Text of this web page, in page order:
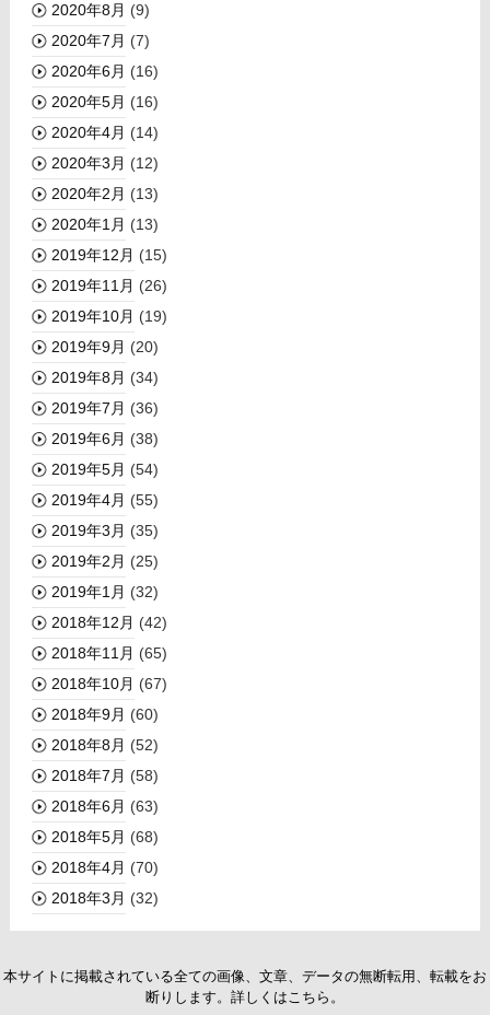
2020年8月 (9)
2020年7月 (7)
2020年6月 (16)
2020年5月 (16)
2020年4月 (14)
2020年3月 (12)
2020年2月 (13)
2020年1月 (13)
2019年12月 (15)
2019年11月 (26)
2019年10月 (19)
2019年9月 (20)
2019年8月 (34)
2019年7月 (36)
2019年6月 (38)
2019年5月 (54)
2019年4月 (55)
2019年3月 (35)
2019年2月 (25)
2019年1月 (32)
2018年12月 (42)
2018年11月 (65)
2018年10月 (67)
2018年9月 (60)
2018年8月 (52)
2018年7月 (58)
2018年6月 (63)
2018年5月 (68)
2018年4月 (70)
2018年3月 (32)
本サイトに掲載されている全ての画像、文章、データの無断転用、転載をお
断りします。詳しくはこちら。